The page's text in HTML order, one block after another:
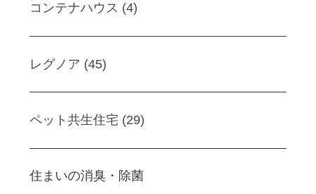
コンテナハウス (4)
レグノア (45)
ペット共生住宅 (29)
住まいの消臭・除菌